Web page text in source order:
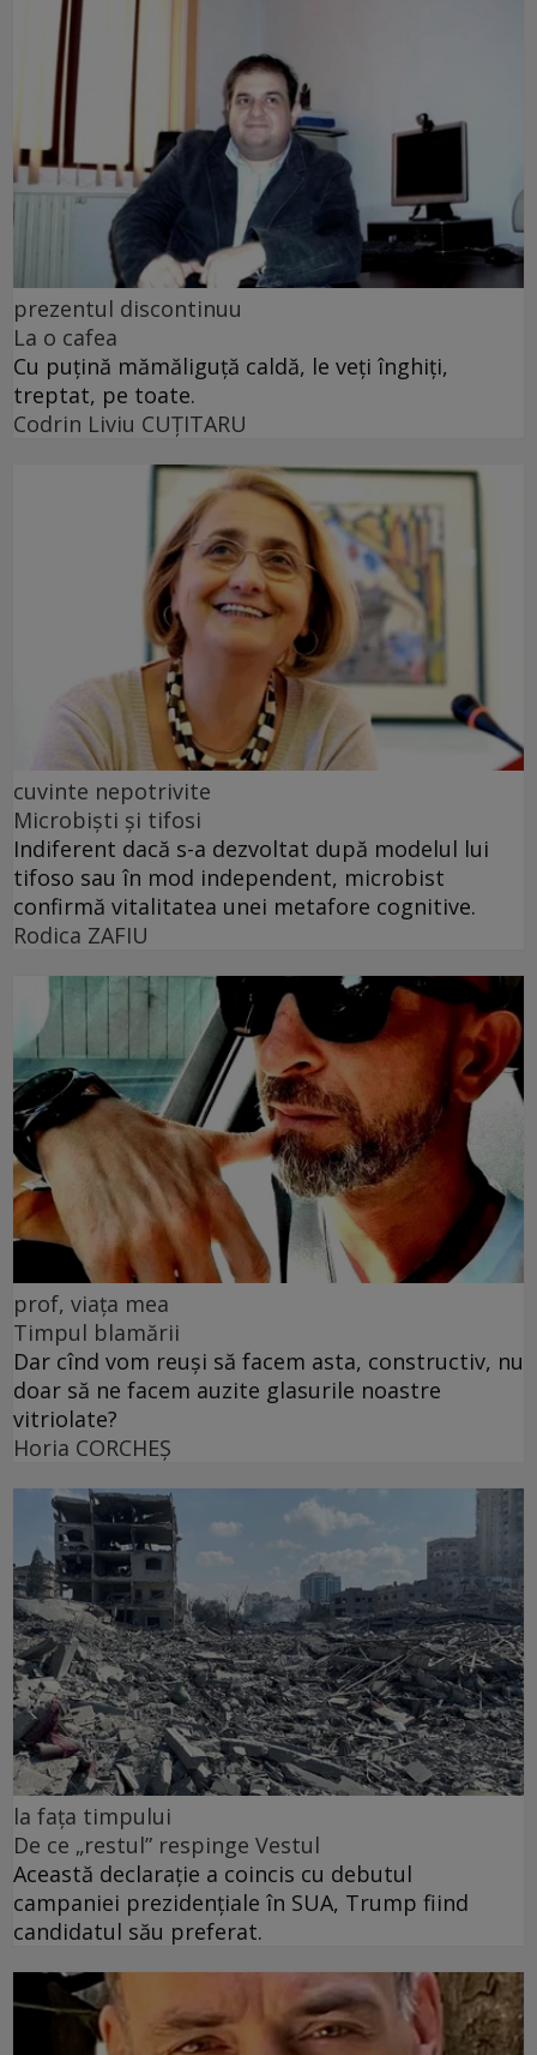
prezentul discontinuu
La o cafea
Cu puţină mămăliguţă caldă, le veţi înghiţi,
treptat, pe toate.
Codrin Liviu CUŢITARU
cuvinte nepotrivite
Microbiști și tifosi
Indiferent dacă s-a dezvoltat după modelul lui
tifoso sau în mod independent, microbist
confirmă vitalitatea unei metafore cognitive.
Rodica ZAFIU
prof, viața mea
Timpul blamării
Dar cînd vom reuși să facem asta, constructiv, nu
doar să ne facem auzite glasurile noastre
vitriolate?
Horia CORCHEŞ
la fața timpului
De ce „restul” respinge Vestul
Această declarație a coincis cu debutul
campaniei prezidențiale în SUA, Trump fiind
candidatul său preferat.